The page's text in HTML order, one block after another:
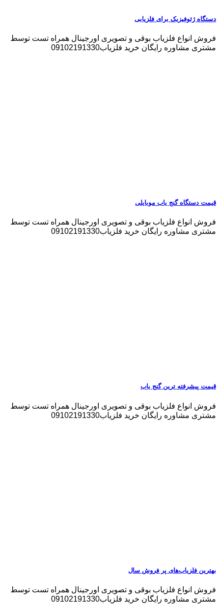
دستگاه ژئوفیزیک برای فلزیابی
فروش انواع فلزیاب بوقی و تصویری اورجینال همراه تست توسط
مشتری مشاوره رایگان خرید فلزیاب09102191330
قیمت دستگاه گنج یاب موبایلی
فروش انواع فلزیاب بوقی و تصویری اورجینال همراه تست توسط
مشتری مشاوره رایگان خرید فلزیاب09102191330
قیمت پیشرفته ترین گنج یاب
فروش انواع فلزیاب بوقی و تصویری اورجینال همراه تست توسط
مشتری مشاوره رایگان خرید فلزیاب09102191330
بهترین فلزیاب‌های پر فروش سال
فروش انواع فلزیاب بوقی و تصویری اورجینال همراه تست توسط
مشتری مشاوره رایگان خرید فلزیاب09102191330